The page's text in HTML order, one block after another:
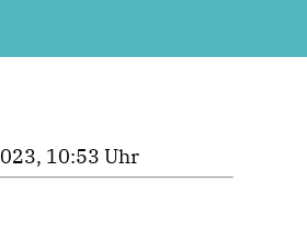
10:53 Uhr